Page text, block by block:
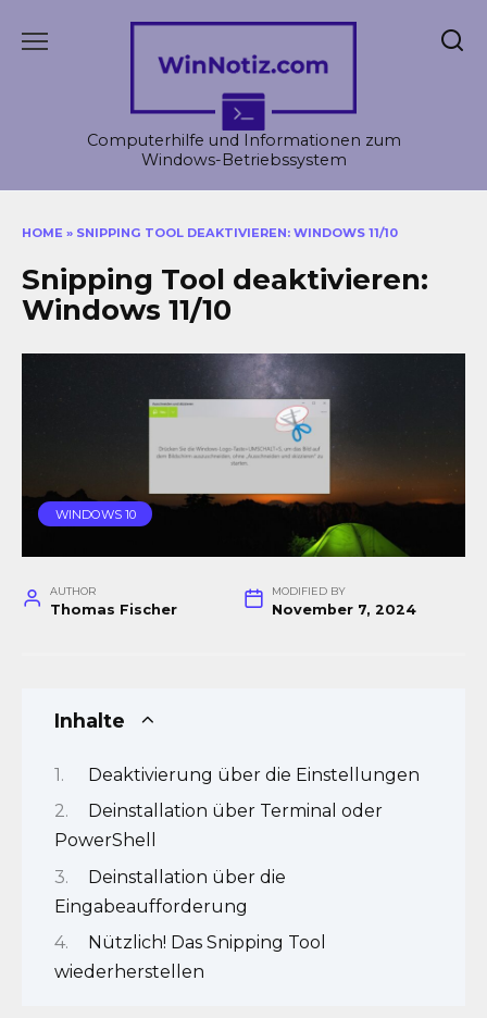
Computerhilfe und Informationen zum
Windows-Betriebssystem
HOME » SNIPPING TOOL DEAKTIVIEREN: WINDOWS 11/10
Snipping Tool deaktivieren:
Windows 11/10
WINDOWS 10
AUTHOR
Thomas Fischer
MODIFIED BY
November 7, 2024
Inhalte
Deaktivierung über die Einstellungen
Deinstallation über Terminal oder
PowerShell
Deinstallation über die
Eingabeaufforderung
Nützlich! Das Snipping Tool
wiederherstellen